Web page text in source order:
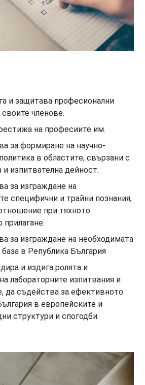
и защитава професионални
членове.
на професиите им.
за формиране на научно-
в областите, свързани с
и изпитвателна дейност.
за изграждане на
специфични и трайни познания,
при тяхното
прилагане.
за изграждане на необходимата
в Република България
и издига ролята и
лабораторните изпитвания и
да съдейства за ефективното
в европейските и
структури и спогодби.